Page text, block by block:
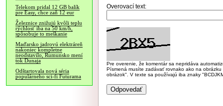
Telekom pridal 12 GB balík
pre Easy, chce zaň 12 eur
Železnice znižujú kvôli teplu
rýchlosť iba na 50 km/h,
spôsobuje to meškanie
Maďarsko jadrovú elektráreň
nakoniec kompletne
neodstavilo, Rumunsko mení
tok Dunaja
Odštartovala nová séria
populárneho sci-fi Futurama
Overovací text:
Pre overenie, že komentár sa nepridáva
Písmená musíte zadávať rovnako ako na
obrázok". V texte sa používajú iba znaky